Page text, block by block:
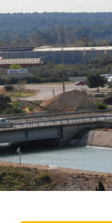
Réunion publique :
redynamisation du
Le 07.10
Heure :19:00